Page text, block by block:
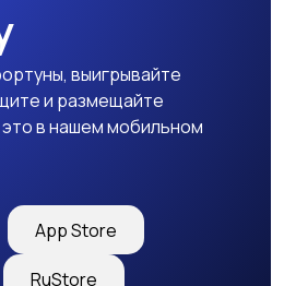
выигрывайте
и размещайте
в нашем мобильном
App Store
RuStore